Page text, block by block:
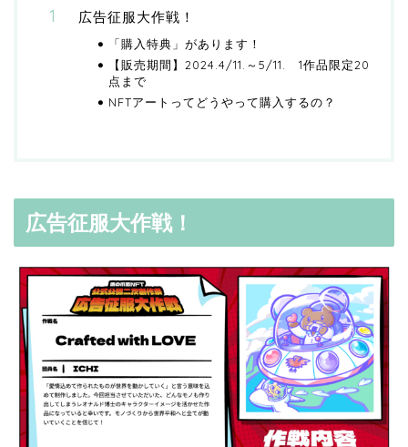
広告征服大作戦！
「購入特典」があります！
【販売期間】2024.4/11.～5/11. 1作品限定20
点まで
NFTアートってどうやって購入するの？
広告征服大作戦！